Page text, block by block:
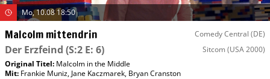
Mo, 10.08 18:50
Malcolm mittendrin Comedy Central (DE)
Der Erzfeind (S:2 E: 6) Sitcom (USA 2000)
Original Titel: Malcolm in the Middle
Mit: Frankie Muniz, Jane Kaczmarek, Bryan Cranston